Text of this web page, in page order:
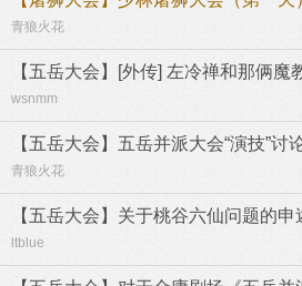
青狼火花
【五岳大会】[外传] 左冷禅和那俩
wsnmm
【五岳大会】五岳并派大会“演技”讨
青狼火花
【五岳大会】关于桃谷六仙问题的申
ltblue